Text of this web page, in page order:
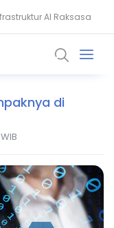
China Melesat
Keamanan Siber
di